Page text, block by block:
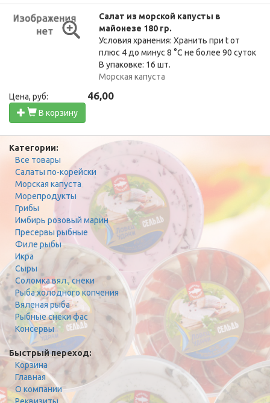
Салат из морской капусты в
майонезе 180 гр.
Условия хранения: Хранить при t от
плюс 4 до минус 8 °C не более 90 суток
В упаковке: 16 шт.
Морская капуста
Цена, руб: 46,00
В корзину
Категории:
Все товары
Салаты по-корейски
Морская капуста
Морепродукты
Грибы
Имбирь розовый марин
Пресервы рыбные
Филе рыбы
Икра
Сыры
Соломка вял., снеки
Рыба холодного копчения
Вяленая рыба
Рыбные снеки фас
Консервы
Быстрый переход:
Корзина
Главная
О компании